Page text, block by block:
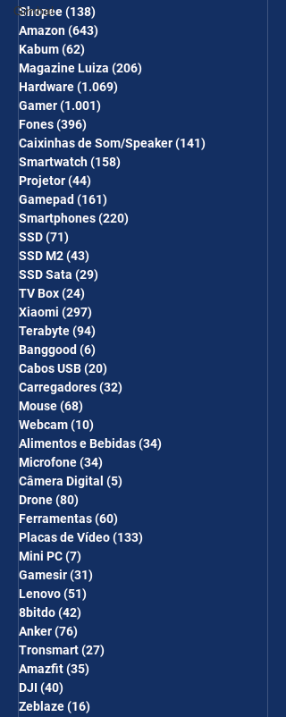
Gimbal
Shopee(138)
Amazon(643)
Kabum(62)
Magazine Luiza (206)
Hardware(1.069)
Gamer(1.001)
Fones(396)
Caixinhas de Som/Speaker(141)
Smartwatch(158)
Projetor(44)
Gamepad (161)
Smartphones(220)
SSD(71)
SSD M2(43)
SSD Sata (29)
TV Box(24)
Xiaomi (297)
Terabyte(94)
Banggood (6)
Cabos USB(20)
Carregadores(32)
Mouse(68)
Webcam(10)
Alimentos e Bebidas(34)
Microfone(34)
Câmera Digital (5)
Drone(80)
Ferramentas(60)
Placas de Vídeo(133)
Mini PC(7)
Gamesir(31)
Lenovo(51)
8bitdo(42)
Anker(76)
Tronsmart(27)
Amazfit(35)
DJI (40)
Zeblaze(16)